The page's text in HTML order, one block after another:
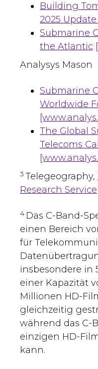
Building
2025
Submarine
the Atlantic
Analysys Mason
Submarine
Worldwide
The Global
Telecoms
3 Telegeography,
Research Service
4 Das C-Band-
einen Bereich
für
insbesondere in
einer Kapazität
Millionen HD-
gleichzeitig
während das C-
einzigen HD-
kann.